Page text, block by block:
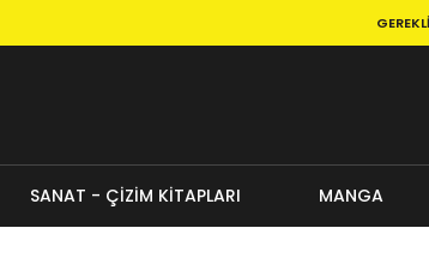
SANAT - ÇİZİM KİTAPLARI MANGA